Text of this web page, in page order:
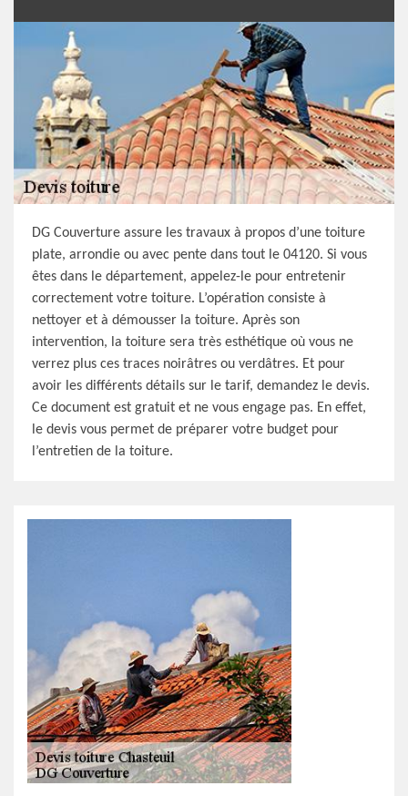
DG Couverture assure les travaux à propos d’une toiture
plate, arrondie ou avec pente dans tout le 04120. Si vous
êtes dans le département, appelez-le pour entretenir
correctement votre toiture. L’opération consiste à
nettoyer et à démousser la toiture. Après son
intervention, la toiture sera très esthétique où vous ne
verrez plus ces traces noirâtres ou verdâtres. Et pour
avoir les différents détails sur le tarif, demandez le devis.
Ce document est gratuit et ne vous engage pas. En effet,
le devis vous permet de préparer votre budget pour
l’entretien de la toiture.